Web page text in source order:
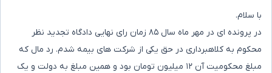
با سلام.
در پرونده ای در مهر ماه سال ۸۵ زمان رای نهایی دادگاه تجدید نظر
محکوم به کلاهبرداری در حق یکی از شرکت های بیمه شدم. رد مال که
مبلغ محکومیت آن ۱۲ میلیون تومان بود و همین مبلغ به دولت و یک